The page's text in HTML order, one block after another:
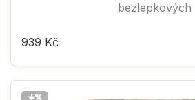
bezlepkových
939 Kč